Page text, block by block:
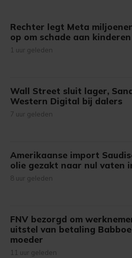
Rechter legt Meta
op om schade aan kinderen
1 uur geleden
Wall Street sluit lager,
Western Digital bij dalers
7 uur geleden
Amerikaanse import
olie gezakt naar nul vaten
8 uur geleden
FNV bezorgd om
uitstel van betaling
moeder
11 uur geleden